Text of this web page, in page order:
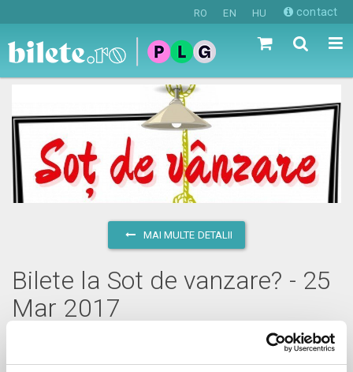
RO EN HU contact
MAI MULTE DETALII
Bilete la Sot de vanzare? - 25
Mar 2017
Bucuresti, The Hubvezi pe harta